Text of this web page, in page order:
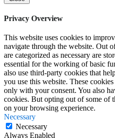
Privacy Overview
This website uses cookies to
navigate through the website. Out
are categorized as necessary are
essential for the working of basic
also use third-party cookies that
you use this website. These
only with your consent. You also
cookies. But opting out of some of
on your browsing experience.
Necessary
Necessary
Always Enabled